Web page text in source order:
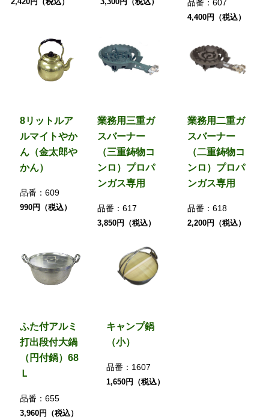
品番：607
4,400円（税込）
8リットルア
ルマイトやか
ん（金太郎や
かん）
品番： 609
990円（税込）
業務用三重ガ
スバーナー
（三重鋳物コ
ンロ）プロパ
ンガス専用
品番：617
3,850円（税込）
業務用二重ガ
スバーナー
（二重鋳物コ
ンロ）プロパ
ンガス専用
品番：618
2,200円（税込）
ふた付アルミ
打出段付大鍋
（円付鍋）68
Ｌ
品番： 655
3,960円（税込）
キャンプ鍋
（小）
品番： 1607
1,650円（税込）